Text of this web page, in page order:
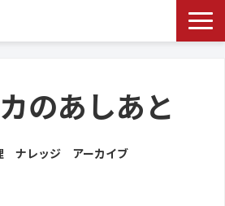
お役立ち記事
記事カテゴリ一覧
お客様事例
のあしあと
ナレッジ アーカイブ